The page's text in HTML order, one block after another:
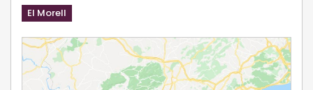
El Morell